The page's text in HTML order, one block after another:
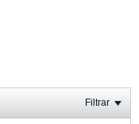
Filtrar